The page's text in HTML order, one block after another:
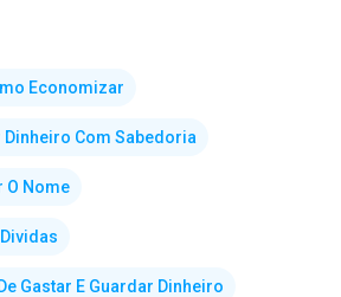
Economizar
Dinheiro Com Sabedoria
O Nome
Gastar E Guardar Dinheiro